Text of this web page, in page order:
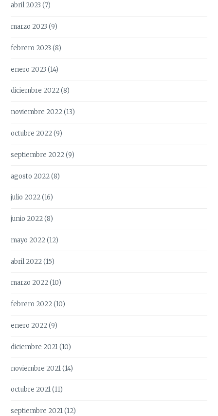
abril 2023 (7)
marzo 2023 (9)
febrero 2023 (8)
enero 2023 (14)
diciembre 2022(8)
noviembre 2022(13)
octubre 2022(9)
septiembre 2022(9)
agosto 2022(8)
julio 2022(16)
junio 2022(8)
mayo 2022(12)
abril 2022(15)
marzo 2022(10)
febrero 2022(10)
enero 2022(9)
diciembre 2021(10)
noviembre 2021(14)
octubre 2021(11)
septiembre 2021(12)